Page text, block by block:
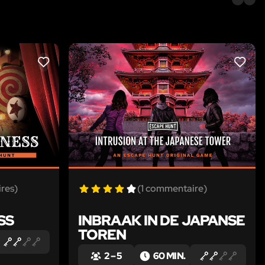
LIKE LIKE
(1 commentaire)
INBRAAK IN DE JAPANSE
TOREN
2 – 5 60 MIN.